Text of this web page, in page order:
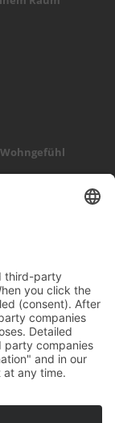
garten
renovieren
keller